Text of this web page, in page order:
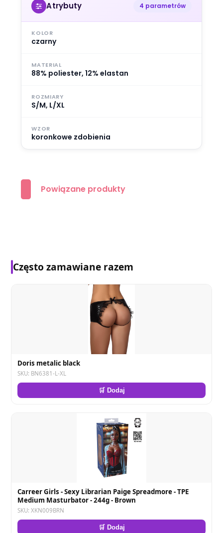
Atrybuty 4 parametrów
KOLOR
czarny
MATERIAL
88% poliester, 12% elastan
ROZMIARY
S/M, L/XL
WZOR
koronkowe zdobienia
Powiązane produkty
Często zamawiane razem
Doris metalic black
SKU: BN6381-L-XL
🛒 Dodaj
Carreer Girls - Sexy Librarian Paige Spreadmore - TPE
Medium Masturbator - 244g - Brown
SKU: XKN009BRN
🛒 Dodaj